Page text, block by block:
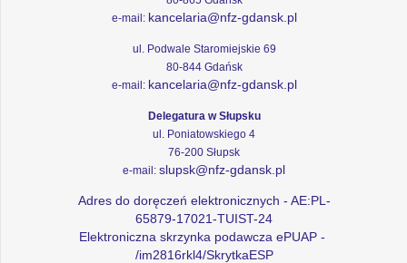
e-mail: kancelaria@nfz-gdansk.pl
ul. Podwale Staromiejskie 69
80-844 Gdańsk
e-mail: kancelaria@nfz-gdansk.pl
Delegatura w Słupsku
ul. Poniatowskiego 4
76-200 Słupsk
e-mail: slupsk@nfz-gdansk.pl
Adres do doręczeń elektronicznych - AE:PL-
65879-17021-TUIST-24
Elektroniczna skrzynka podawcza ePUAP -
/im2816rkl4/SkrytkaESP